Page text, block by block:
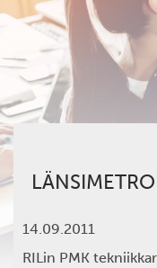
14.09.2011
RILin PMK